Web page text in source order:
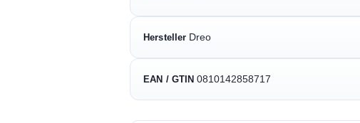
Hersteller Dreo
EAN / GTIN 0810142858717